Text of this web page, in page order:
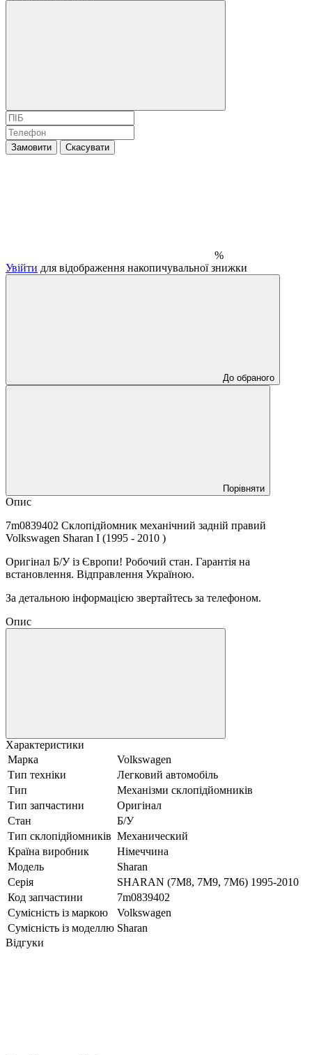
Замовити Скасувати
%
Увійти для відображення накопичувальної знижки
До обраного
Порівняти
Опис
7m0839402 Склопідйомник механічний задній правий
Volkswagen Sharan I (1995 - 2010 )
Оригінал Б/У із Європи! Робочий стан. Гарантія на
встановлення. Відправлення Україною.
За детальною інформацією звертайтесь за телефоном.
Опис
Характеристики
Марка
Volkswagen
Тип техніки
Легковий автомобіль
Тип
Механізми склопідйомників
Тип запчастини
Оригінал
Стан
Б/У
Тип склопідйомників Механический
Країна виробник
Німеччина
Модель
Sharan
Серія
SHARAN (7M8, 7M9, 7M6) 1995-2010
Код запчастини
7m0839402
Сумісність із маркою
Volkswagen
Сумісність із моделлю Sharan
Відгуки